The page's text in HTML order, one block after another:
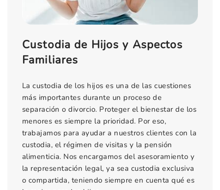
Custodia de Hijos y Aspectos
Familiares
La custodia de los hijos es una de las cuestiones
más importantes durante un proceso de
separación o divorcio. Proteger el bienestar de los
menores es siempre la prioridad. Por eso,
trabajamos para ayudar a nuestros clientes con la
custodia, el régimen de visitas y la pensión
alimenticia. Nos encargamos del asesoramiento y
la representación legal, ya sea custodia exclusiva
o compartida, teniendo siempre en cuenta qué es